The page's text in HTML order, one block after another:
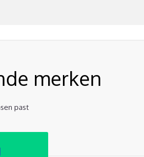
merken
past